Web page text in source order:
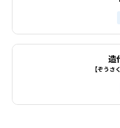
造
【ぞうさ